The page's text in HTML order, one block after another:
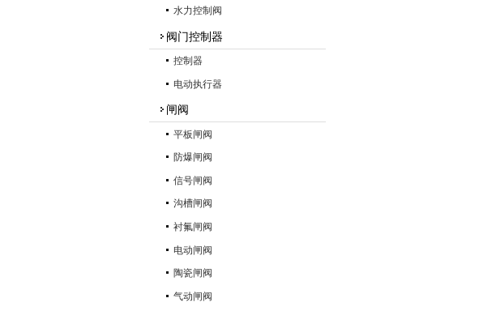
水力控制阀
阀门控制器
控制器
电动执行器
闸阀
平板闸阀
防爆闸阀
信号闸阀
沟槽闸阀
衬氟闸阀
电动闸阀
陶瓷闸阀
气动闸阀